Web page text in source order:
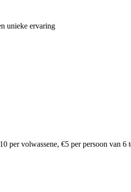
unieke ervaring
per volwassene, €5 per persoon van 6